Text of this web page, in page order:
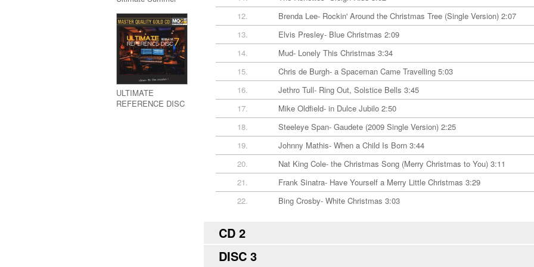
ULTIMATE
REFERENCE DISC
12.
Brenda Lee- Rockin' Around the Christmas Tree (Single Version) 2:07
13.
Elvis Presley- Blue Christmas 2:09
14.
Mud- Lonely This Christmas 3:34
15.
Chris de Burgh- a Spaceman Came Travelling 5:03
16.
Jethro Tull- Ring Out, Solstice Bells 3:45
17.
Mike Oldfield- in Dulce Jubilo 2:50
18.
Steeleye Span- Gaudete (2009 Single Version) 2:25
19.
Johnny Mathis- When a Child Is Born 3:44
20.
Nat King Cole- the Christmas Song (Merry Christmas to You) 3:11
21.
Frank Sinatra- Have Yourself a Merry Little Christmas 3:29
22.
Bing Crosby- White Christmas 3:03
CD 2
DISC 3